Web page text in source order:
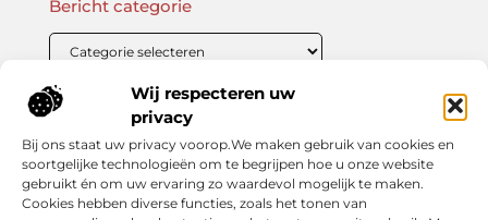
Wij respecteren uw
privacy
Bij ons staat uw privacy voorop.We maken gebruik van cookies en
soortgelijke technologieën om te begrijpen hoe u onze website
gebruikt én om uw ervaring zo waardevol mogelijk te maken.
Cookies hebben diverse functies, zoals het tonen van
Onze informatie
Bericht categorie